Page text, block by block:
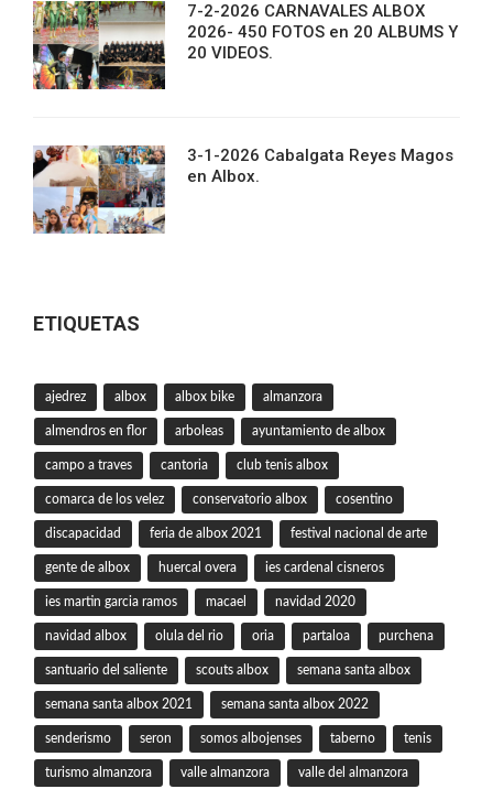
7-2-2026 CARNAVALES ALBOX
2026- 450 FOTOS en 20 ALBUMS Y
20 VIDEOS.
3-1-2026 Cabalgata Reyes Magos
en Albox.
ETIQUETAS
ajedrez albox albox bike almanzora
almendros en flor arboleas ayuntamiento de albox
campo a traves cantoria club tenis albox
comarca de los velez conservatorio albox cosentino
discapacidad feria de albox 2021 festival nacional de arte
gente de albox huercal overa ies cardenal cisneros
ies martin garcia ramos macael navidad 2020
navidad albox olula del rio oria partaloa purchena
santuario del saliente scouts albox semana santa albox
semana santa albox 2021 semana santa albox 2022
senderismo seron somos albojenses taberno tenis
turismo almanzora valle almanzora valle del almanzora